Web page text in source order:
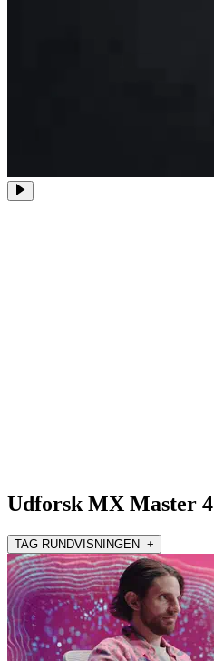
Udforsk MX Master 4
TAG RUNDVISNINGEN +